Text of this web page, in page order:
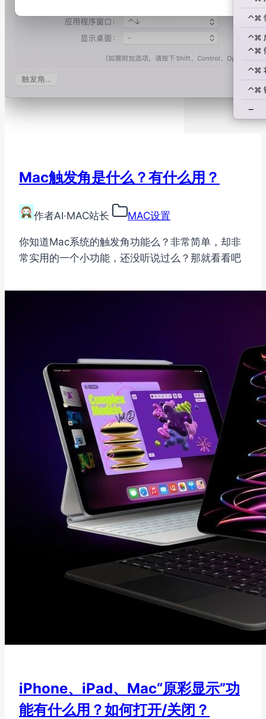
Mac触发角是什么？有什么用？
作者AI·MAC站长 MAC设置
你知道Mac系统的触发角功能么？非常简单，却非
常实用的一个小功能，还没听说过么？那就看看吧
iPhone、iPad、Mac“原彩显示”功
能有什么用？如何打开/关闭？